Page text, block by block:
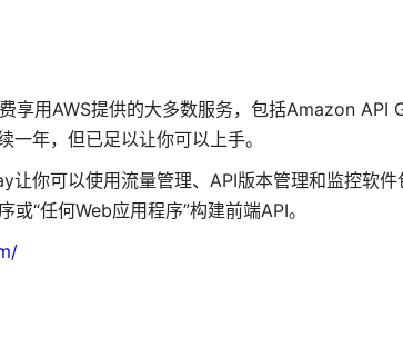
享用AWS提供的大多数服务，包括Amazon
年，但已足以让你可以上手。
让你可以使用流量管理、API版本管理和监控软
“任何Web应用程序”构建前端API。